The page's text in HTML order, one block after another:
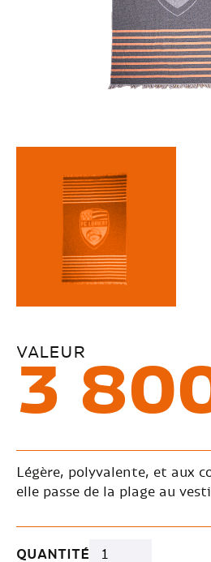
VALEUR
3
Légère, polyvalente, et aux
elle passe de la plage au
QUANTITÉ